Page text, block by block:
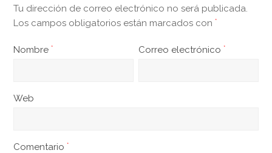
Tu dirección de correo electrónico no será publicada.
Los campos obligatorios están marcados con*
Nombre* Correo electrónico*
Web
Comentario*